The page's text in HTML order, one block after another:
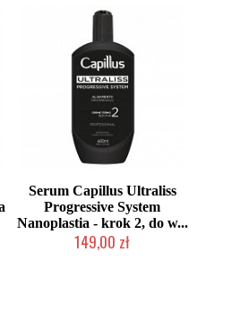
Serum Capillus Ultraliss
Progressive System
Nanoplastia - krok 2, do w...
149,00 zł